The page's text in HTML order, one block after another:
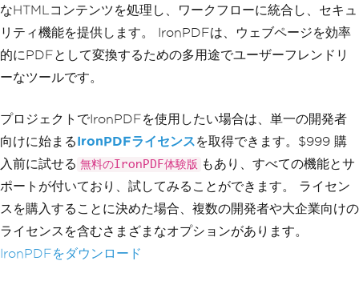
なHTMLコンテンツを処理し、ワークフローに統合し、セキュ
リティ機能を提供します。 IronPDFは、ウェブページを効率
的にPDFとして変換するための多用途でユーザーフレンドリ
ーなツールです。
プロジェクトでIronPDFを使用したい場合は、単一の開発者
向けに始まるIronPDFライセンスを取得できます。$999 購
入前に試せる 無料のIronPDF体験版 もあり、すべての機能とサ
ポートが付いており、試してみることができます。 ライセン
スを購入することに決めた場合、複数の開発者や大企業向けの
ライセンスを含むさまざまなオプションがあります。
IronPDFをダウンロード